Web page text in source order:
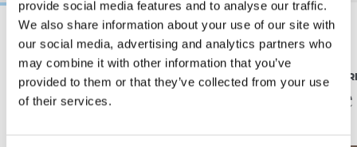
provide social media features and to analyse our traffic.
We also share information about your use of our site with
our social media, advertising and analytics partners who
may combine it with other information that you’ve
provided to them or that they’ve collected from your use
of their services.
CRÓNICA
Empate en Zubieta
HOCKEY
Cierre